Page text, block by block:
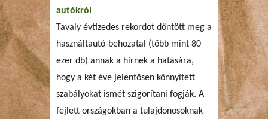
autókról
Tavaly évtizedes rekordot döntött meg a
használtautó-behozatal (több mint 80
ezer db) annak a hírnek a hatására,
hogy a két éve jelentősen könnyített
szabályokat ismét szigorítani fogják. A
fejlett országokban a tulajdonosoknak